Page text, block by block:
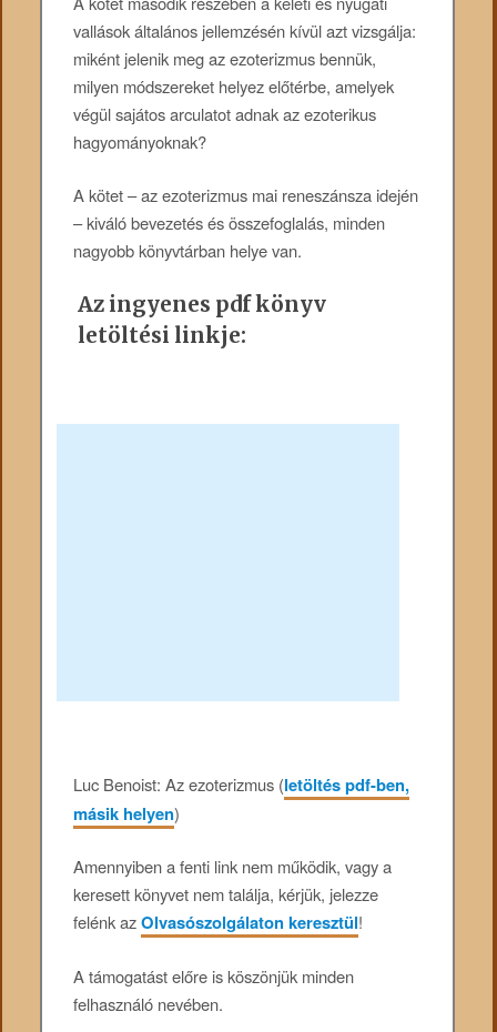
vallások általános jellemzésén kívül azt vizsgálja:
miként jelenik meg az ezoterizmus bennük,
milyen módszereket helyez előtérbe, amelyek
végül sajátos arculatot adnak az ezoterikus
hagyományoknak?
A kötet – az ezoterizmus mai reneszánsza idején
– kiváló bevezetés és összefoglalás, minden
nagyobb könyvtárban helye van.
Az ingyenes pdf könyv
letöltési linkje:
Luc Benoist: Az ezoterizmus (letöltés pdf-ben,
másik helyen)
Amennyiben a fenti link nem működik, vagy a
keresett könyvet nem találja, kérjük, jelezze
felénk azOlvasószolgálaton keresztül!
A támogatást előre is köszönjük minden
felhasználó nevében.